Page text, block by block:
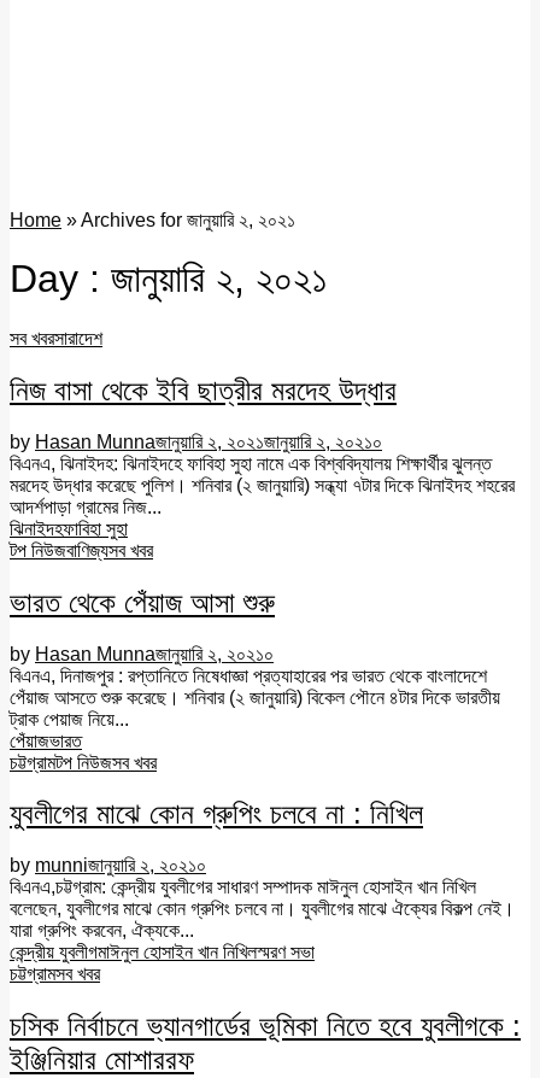
Home »Archives for জানুয়ারি ২, ২০২১
Day : জানুয়ারি ২, ২০২১
সব খবরসারাদেশ
নিজ বাসা থেকে ইবি ছাত্রীর মরদেহ উদ্ধার
by Hasan Munnaজানুয়ারি ২, ২০২১জানুয়ারি ২, ২০২১০
বিএনএ, ঝিনাইদহ: ঝিনাইদহে ফাবিহা সুহা নামে এক বিশ্ববিদ্যালয় শিক্ষার্থীর ঝুলন্ত
মরদেহ উদ্ধার করেছে পুলিশ। শনিবার (২ জানুয়ারি) সন্ধ্যা ৭টার দিকে ঝিনাইদহ শহরের
আদর্শপাড়া গ্রামের নিজ...
ঝিনাইদহফাবিহা সুহা
টপ নিউজবাণিজ্যসব খবর
ভারত থেকে পেঁয়াজ আসা শুরু
by Hasan Munnaজানুয়ারি ২, ২০২১০
বিএনএ, দিনাজপুর : রপ্তানিতে নিষেধাজ্ঞা প্রত্যাহারের পর ভারত থেকে বাংলাদেশে
পেঁয়াজ আসতে শুরু করেছে। শনিবার (২ জানুয়ারি) বিকেল পৌনে ৪টার দিকে ভারতীয়
ট্রাক পেয়াজ নিয়ে...
পেঁয়াজভারত
চট্টগ্রামটপ নিউজসব খবর
যুবলীগের মাঝে কোন গ্রুপিং চলবে না : নিখিল
by munniজানুয়ারি ২, ২০২১০
বিএনএ,চট্টগ্রাম: কেন্দ্রীয় যুবলীগের সাধারণ সম্পাদক মাঈনুল হোসাইন খান নিখিল
বলেছেন, যুবলীগের মাঝে কোন গ্রুপিং চলবে না। যুবলীগের মাঝে ঐক্যের বিকল্প নেই।
যারা গ্রুপিং করবেন, ঐক্যকে...
কেন্দ্রীয় যুবলীগমাঈনুল হোসাইন খান নিখিলস্মরণ সভা
চট্টগ্রামসব খবর
চসিক নির্বাচনে ভ্যানগার্ডের ভূমিকা নিতে হবে যুবলীগকে :
ইঞ্জিনিয়ার মোশাররফ